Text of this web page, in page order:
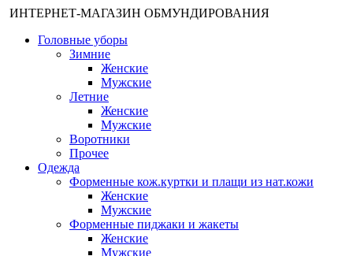
ИНТЕРНЕТ-МАГАЗИН ОБМУНДИРОВАНИЯ
Головные уборы
Зимние
Женские
Мужские
Летние
Женские
Мужские
Воротники
Прочее
Одежда
Форменные кож.куртки и плащи из нат.кожи
Женские
Мужские
Форменные пиджаки и жакеты
Женские
Мужские